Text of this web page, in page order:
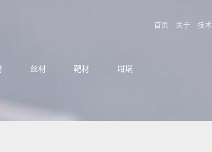
首页 关于 技术
丝材 靶材 坩埚